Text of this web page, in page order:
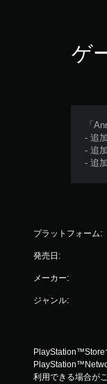
ゲ
「
- 追
- 追
- 追
プラットフォーム:
発売日:
メーカー:
ジャンル:
PlayStation™Store
利用できる場合が